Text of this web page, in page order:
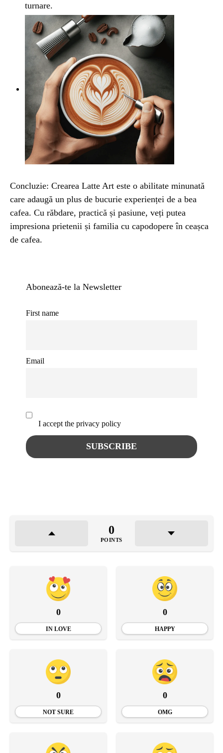
turnare.
Concluzie: Crearea Latte Art este o abilitate minunată
care adaugă un plus de bucurie experienței de a bea
cafea. Cu răbdare, practică și pasiune, veți putea
impresiona prietenii și familia cu capodopere în ceașca
de cafea.
Abonează-te la Newsletter
First name
Email
I accept the privacy policy
0
POINTS
0
IN LOVE
0
HAPPY
0
NOT SURE
0
OMG